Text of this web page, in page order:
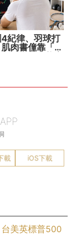
紀律、羽球打
肉書僮靠「動
載 iOS下載
美英標普500